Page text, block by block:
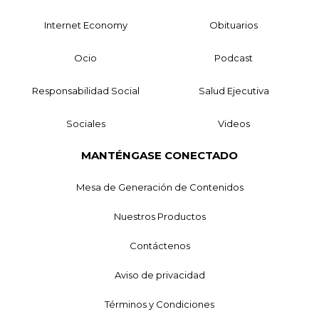
Internet Economy Obituarios
Ocio Podcast
Responsabilidad Social Salud Ejecutiva
Sociales Videos
MANTÉNGASE CONECTADO
Mesa de Generación de Contenidos
Nuestros Productos
Contáctenos
Aviso de privacidad
Términos y Condiciones